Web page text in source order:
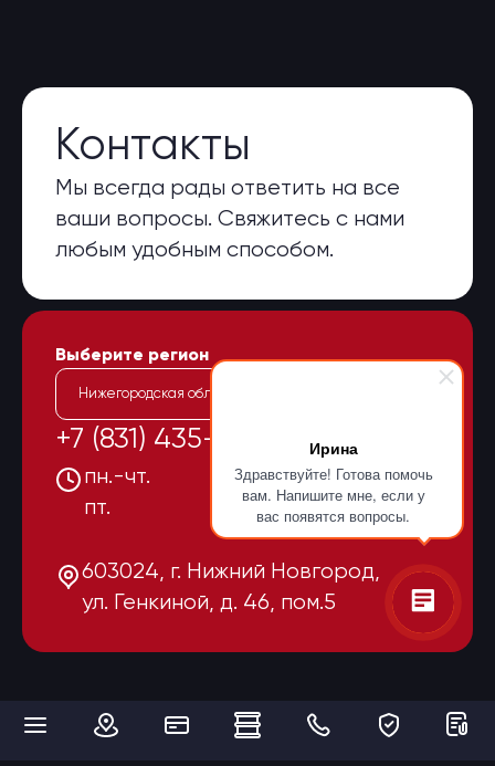
Ирина
Здравствуйте! Готова помочь
вам. Напишите мне, если у
вас появятся вопросы.
Контакты
Мы всегда рады ответить на все
ваши вопросы. Свяжитесь с нами
любым удобным способом.
Выберите регион
Нижегородская область
+7 (831) 435-15-55
пн.-чт.
пт.
08:00-17:00
08:00-16:00
603024, г. Нижний Новгород,
ул. Генкиной, д. 46, пом.5